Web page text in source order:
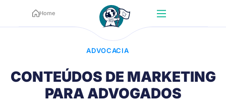
Home
ADVOCACIA
CONTEÚDOS DE MARKETING
PARA ADVOGADOS